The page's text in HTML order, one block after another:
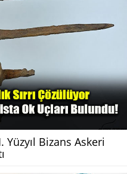
Yüzyıl Bizans Askeri